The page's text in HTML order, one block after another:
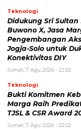
Teknologi
Didukung Sri Sultan
Buwono X, Jasa
Pengembangan
Jogja-Solo untuk
Konektivitas DIY
Jumat, 7 Agu 2026 - 22:02
Teknologi
Bukti Komitmen
Marga Raih
TJSL & CSR Award
Jumat, 7 Agu 2026 - 22:02